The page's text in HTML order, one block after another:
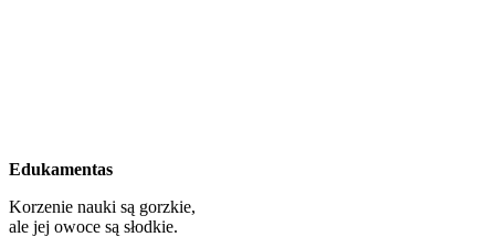
Edukamentas
Korzenie nauki są gorzkie,
ale jej owoce są słodkie.